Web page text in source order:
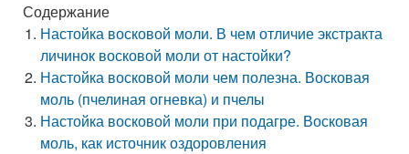
Содержание
Настойка восковой моли. В чем отличие экстракта
личинок восковой моли от настойки?
Настойка восковой моли чем полезна. Восковая
моль (пчелиная огневка) и пчелы
Настойка восковой моли при подагре. Восковая
моль, как источник оздоровления